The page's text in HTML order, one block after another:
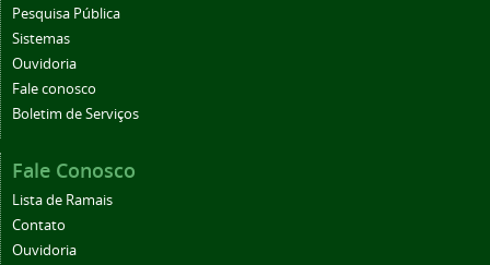
Pesquisa Pública
Sistemas
Ouvidoria
Fale conosco
Boletim de Serviços
Fale Conosco
Lista de Ramais
Contato
Ouvidoria